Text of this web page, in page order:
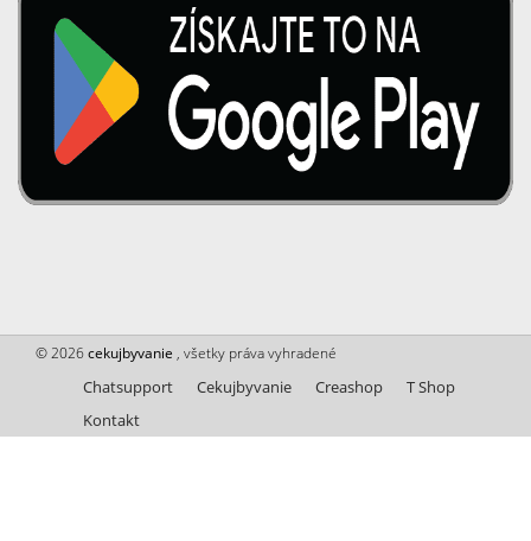
© 2026cekujbyvanie , všetky práva vyhradené
Chatsupport Cekujbyvanie Creashop
T Shop
Kontakt